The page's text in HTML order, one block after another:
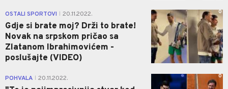
OSTALI SPORTOVI 20.11.2022.
Gdje si brate moj? Drži to brate!
Novak na srpskom pričao sa
Zlatanom Ibrahimovićem -
poslušajte (VIDEO)
0
POHVALA 20.11.2022. 0